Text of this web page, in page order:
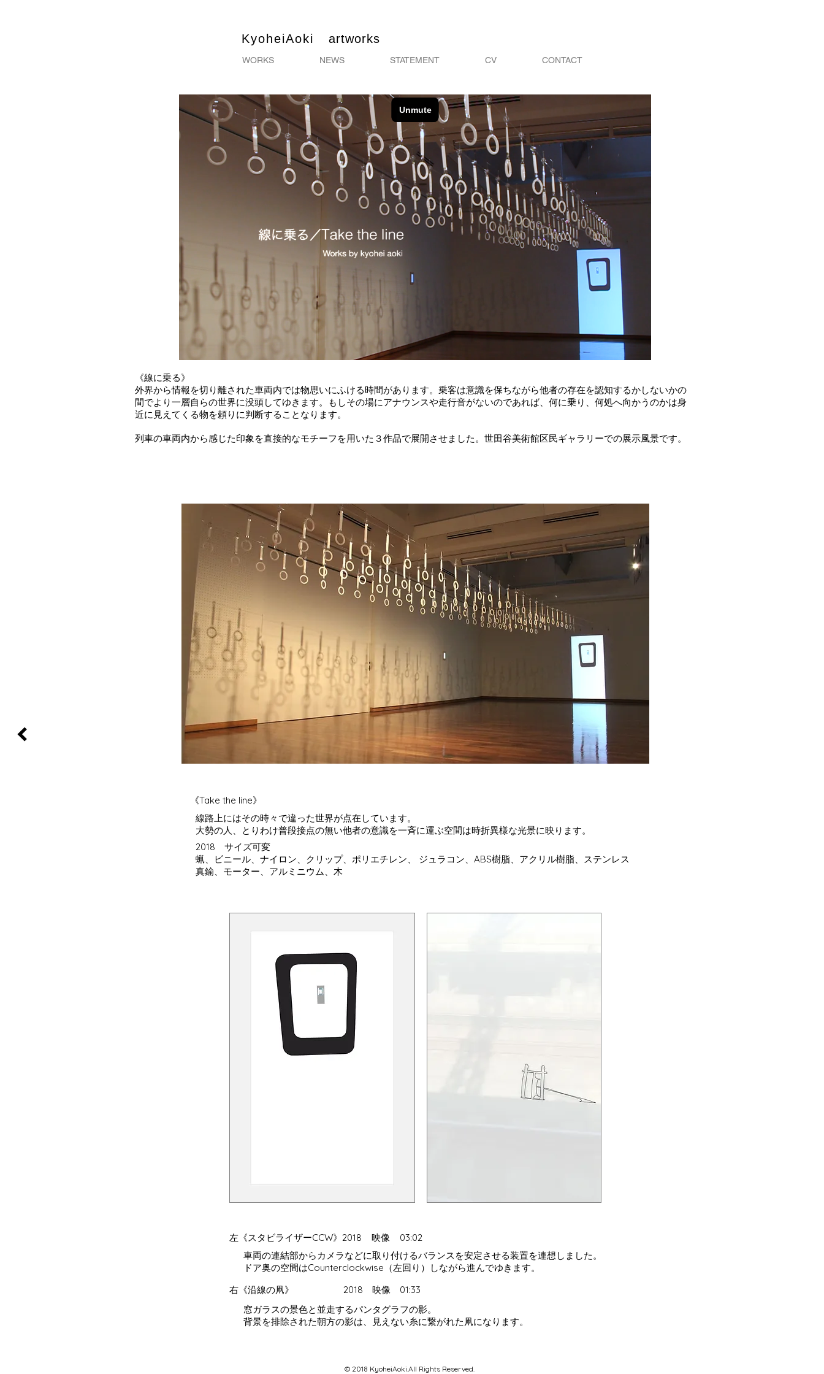
KyoheiAoki artworks
WORKS NEWS STATEMENT CV CONTACT
《線に乗る》
外界から情報を切り離された車両内では物思いにふける時間があります。乗客は意識を保ちながら他者の存在を認知するかしないかの
間でより一層自らの世界に没頭してゆきます。もしその場にアナウンスや走行音がないのであれば、何に乗り、何処へ向かうのかは身
近に見えてくる物を頼りに判断することなります。
列車の車両内から感じた印象を直接的なモチーフを用いた３作品で展開させました。世田谷美術館区民ギャラリーでの展示風景です。
2018 サイズ可変
蝋、ビニール、ナイロン、クリップ、ポリエチレン、 ジュラコン、ABS樹脂、アクリル樹脂、ステンレス
真鍮、モーター、アルミニウム、木
《Take the line》
線路上にはその時々で違った世界が点在しています。
大勢の人、とりわけ普段接点の無い他者の意識を一斉に運ぶ空間は時折異様な光景に映ります。
左《スタビライザーCCW》2018 映像 03:02
窓ガラスの景色と並走するパンタグラフの影。
背景を排除された朝方の影は、見えない糸に繋がれた凧になります。
車両の連結部からカメラなどに取り付けるバランスを安定させる装置を連想しました。
ドア奥の空間はCounterclockwise（左回り）しながら進んでゆきます。
右《沿線の凧》 2018 映像 01:33
© 2018 KyoheiAoki.All Rights Reserved.